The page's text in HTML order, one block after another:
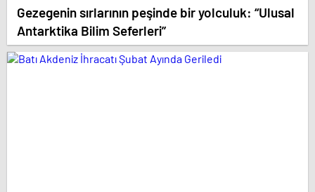
Gezegenin sırlarının peşinde bir yolculuk: “Ulusal
Antarktika Bilim Seferleri”